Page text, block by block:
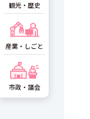
観光・歴史
産業・しごと
市政・議会